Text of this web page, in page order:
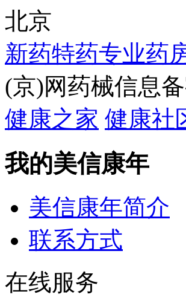
北京
新药特药专业药
(京)网药械信息
健康之家 健康社
我的美信康年
美信康年简介
联系方式
在线服务